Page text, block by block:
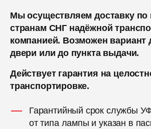
Мы осуществляем доставку по
странам СНГ надёжной
компанией. Возможен вариант
двери или до пункта выдачи.
Действует гарантия на
транспортировке.
Гарантийный срок службы
от типа лампы и указан в